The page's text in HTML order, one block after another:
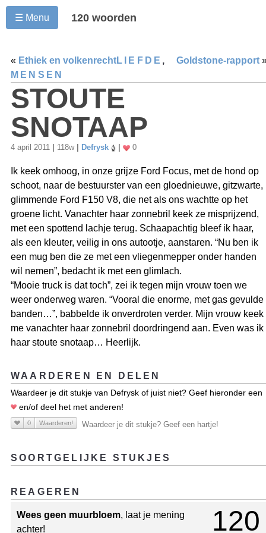
☰ Menu 120 woorden
« Ethiek en volkenrecht Goldstone-rapport
LIEFDE ,
MENSEN
STOUTE
SNOTAAP
4 april 2011 118w Defrysk 0
Ik keek omhoog, in onze grijze Ford Focus, met de hond op
schoot, naar de bestuurster van een gloednieuwe, gitzwarte,
glimmende Ford F150 V8, die net als ons wachtte op het
groene licht. Vanachter haar zonnebril keek ze misprijzend,
met een spottend lachje terug. Schaapachtig bleef ik haar,
als een kleuter, veilig in ons autootje, aanstaren. “Nu ben ik
een mug ben die ze met een vliegenmepper onder handen
wil nemen”, bedacht ik met een glimlach.
“Mooie truck is dat toch”, zei ik tegen mijn vrouw toen we
weer onderweg waren. “Vooral die enorme, met gas gevulde
banden…”, babbelde ik onverdroten verder. Mijn vrouw keek
me vanachter haar zonnebril doordringend aan. Even was ik
haar stoute snotaap… Heerlijk.
WAARDEREN EN DELEN
Waardeer je dit stukje van Defrysk of juist niet? Geef hieronder een
en/of deel het met anderen!
0 Waarderen! Waardeer je dit stukje? Geef een hartje!
SOORTGELIJKE STUKJES
REAGEREN
120
Wees geen muurbloem, laat je mening
achter!